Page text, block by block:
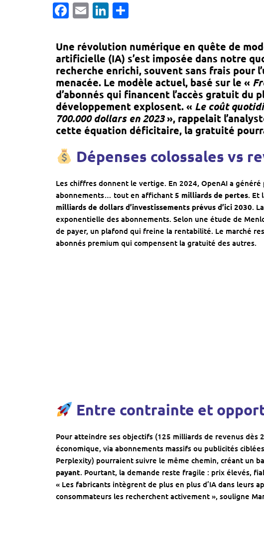
Facebook
EmailLinkedIn
Une révolution numérique en quête de
artificielle (IA) s’est imposée dans notre
recherche enrichi, souvent sans frais pour
menacée. Le modèle actuel, basé sur le «
d’abonnés qui financent l’accès gratuit du
développement explosent. « Le coût
700.000 dollars en 2023», rappelait
cette équation déficitaire, la gratuité
Dépenses colossales vs
Les chiffres donnent le vertige. En 2024, OpenAI a généré
abonnements… tout en affichant 5 milliards de pertes. Et
milliards de dollars d’investissements prévus d’ici 2030.
exponentielle des abonnements. Selon une étude de
de payer, un plafond qui freine la rentabilité. Le marché
abonnés premium qui compensent la gratuité des autres.
Entre contrainte et
Pour atteindre ses objectifs (125 milliards de revenus dès
économique, via abonnements massifs ou publicités
Perplexity) pourraient suivre le même chemin, créant un
payant. Pourtant, la demande reste fragile : prix élevés,
« Les fabricants intègrent de plus en plus d’IA dans leurs
consommateurs les recherchent activement », souligne